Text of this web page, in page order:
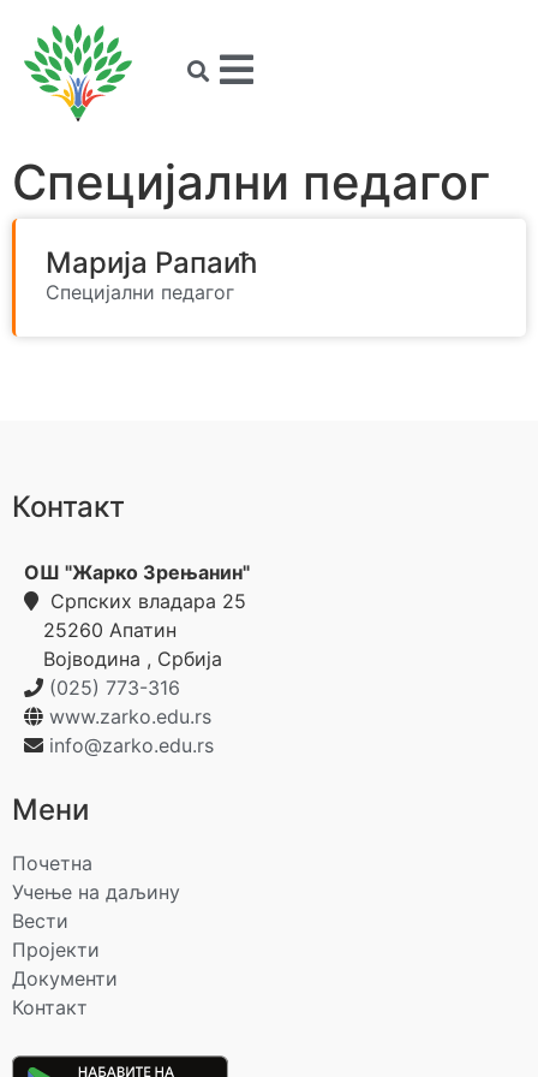
Специјални педагог
Марија Рапаић
Специјални педагог
Контакт
ОШ "Жарко Зрењанин"
Српских владара 25
25260 Апатин
Војводина , Србија
(025) 773-316
www.zarko.edu.rs
info@zarko.edu.rs
Мени
Почетна
Учење на даљину
Вести
Пројекти
Документи
Контакт